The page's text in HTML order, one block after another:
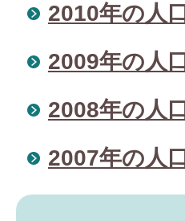
2010年の人口
2009年の人口
2008年の人口
2007年の人口